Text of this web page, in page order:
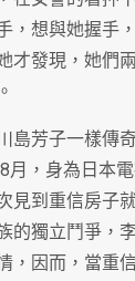
，想與她握手
才發現，她們
島芳子一樣傳
月，身為日本
見到重信房子
的獨立鬥爭，
，因而，當重